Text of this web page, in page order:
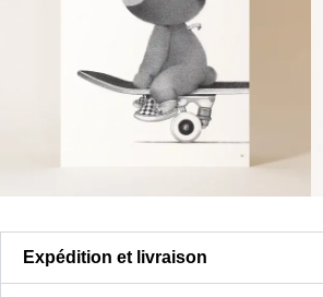
Expédition et livraison